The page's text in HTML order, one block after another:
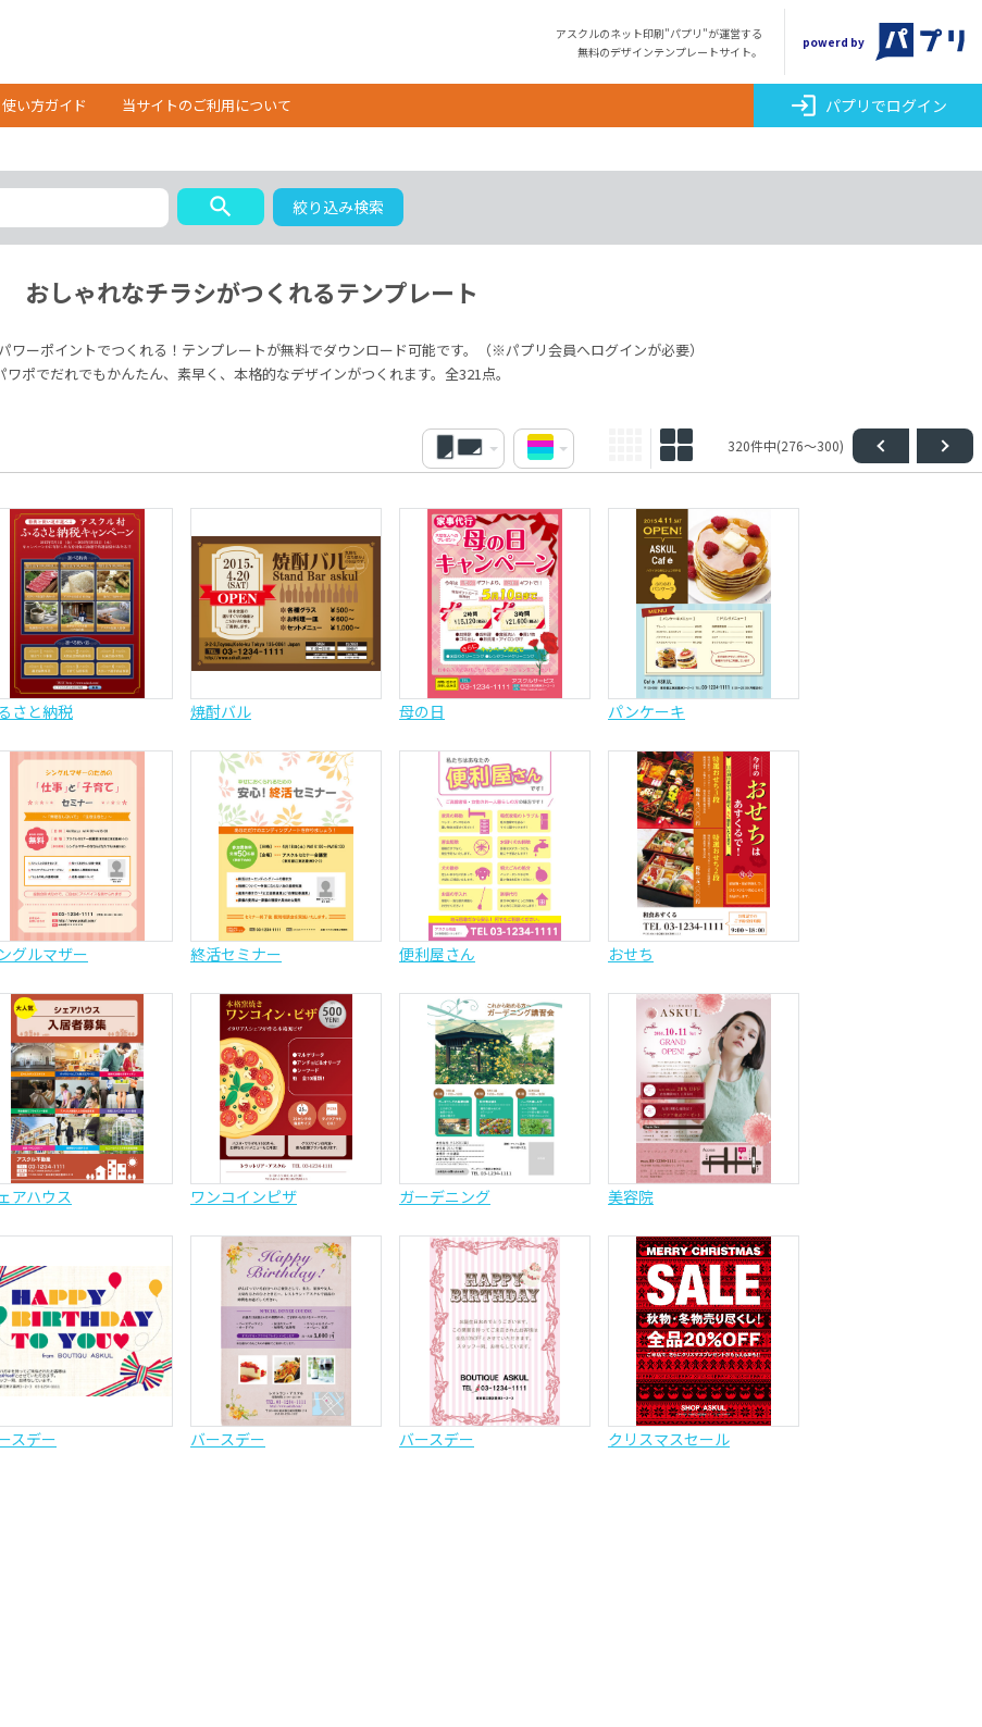
アスクルのネット印刷"パプリ"が運営する
無料のデザインテンプレートサイト。
powerd by
使い方ガイド 当サイトのご利用について login パプリでログイン
search 絞り込み検索
おしゃれなチラシがつくれるテンプレート
ワーポイントでつくれる！テンプレートが無料でダウンロード可能です。（※パプリ会員へログインが必要）
ワポでだれでもかんたん、素早く、本格的なデザインがつくれます。全321点。
320件中(276～300)
さと納税 焼酎バル 母の日 パンケーキ
グルマザー 終活セミナー 便利屋さん おせち
アハウス ワンコインピザ ガーデニング 美容院
スデー バースデー バースデー クリスマスセール